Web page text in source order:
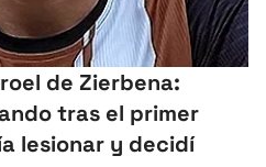
de Zierbena:
tras el primer
lesionar y decidí